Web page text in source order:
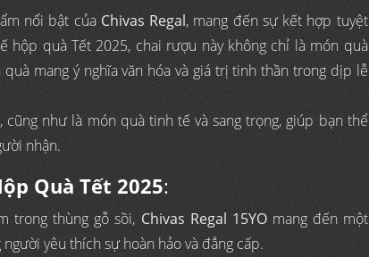
nổi bật của Chivas Regal, mang đến sự kết hợp tuyệt
hộp quà Tết 2025, chai rượu này không chỉ là món quà
mang ý nghĩa văn hóa và giá trị tinh thần trong dịp lễ
như là món quà tinh tế và sang trọng, giúp bạn thể
nhận.
Quà Tết 2025:
trong thùng gỗ sồi, Chivas Regal 15YOmang đến một
yêu thích sự hoàn hảo và đẳng cấp.